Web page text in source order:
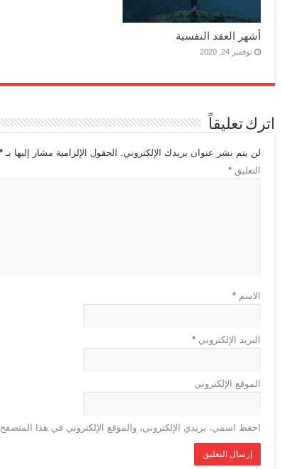
أشهر العقد النفسية
نوفمبر 24, 2020
اترك تعليقاً
لن يتم نشر عنوان بريدك الإلكتروني. الحقول الإلزامية مشار إليها بـ*
التعليق*
الاسم*
البريد الإلكتروني*
الموقع الإلكتروني
احفظ اسمي، بريدي الإلكتروني، والموقع الإلكتروني في هذا